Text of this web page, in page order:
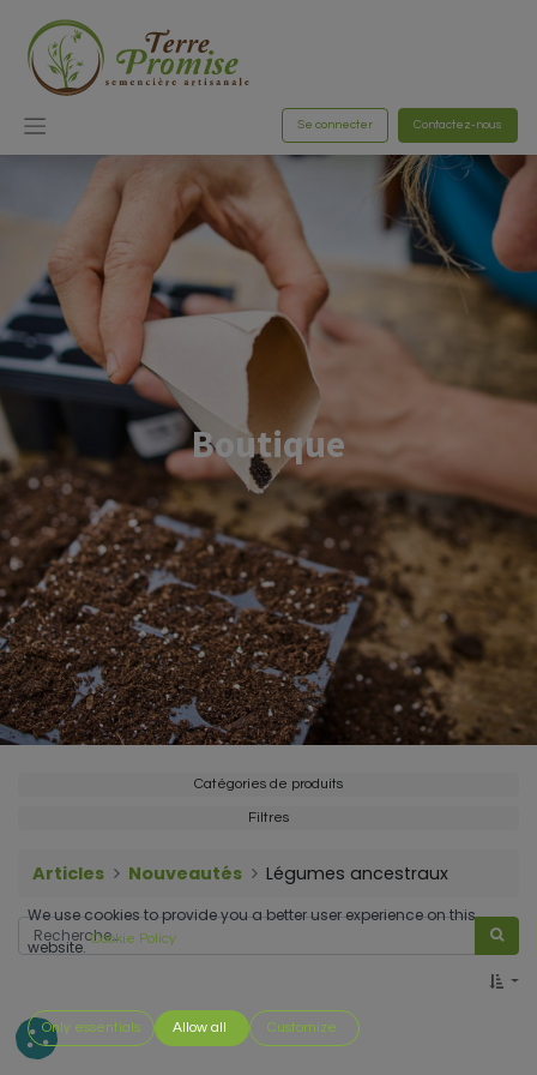
Se connecter Contactez-nous
Boutique
Catégories de produits
Filtres
Articles Nouveautés Légumes ancestraux
We use cookies to provide you a better user experience on this
website. Cookie Policy
Only essentials Allow all Customize